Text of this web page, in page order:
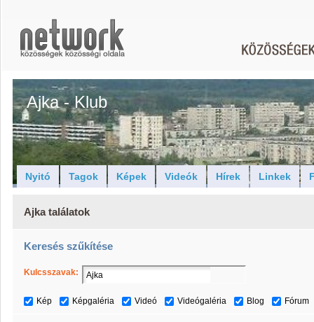
Ajka - Klub
Nyitó Tagok Képek Videók Hírek Linkek
Ajka találatok
Keresés szűkítése
Kulcsszavak:
Kép Képgaléria Videó Videógaléria Blog Fórum